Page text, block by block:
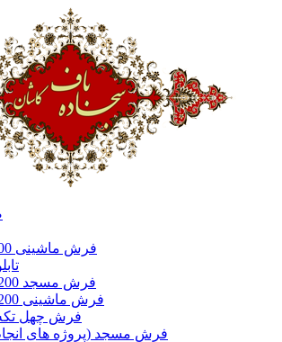
فرش ماشینی 700 شانه
فرش مسجد 1200 شانه
فرش ماشینی 1200 شانه
فرش چهل
فرش مسجد (پروژه های